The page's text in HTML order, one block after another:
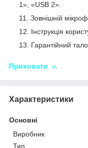
1», «USB 2».
Зовнішній
Інструкція
Гарантійний
Приховати
Характеристики
Основні
Виробник
Тип